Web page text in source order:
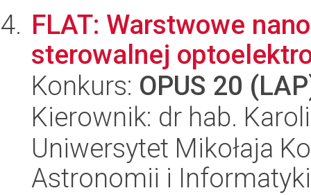
FLAT: Warstwowe
sterowalnej
Konkurs: OPUS 20
Kierownik: dr hab.
Uniwersytet Mikołaja
Astronomii i